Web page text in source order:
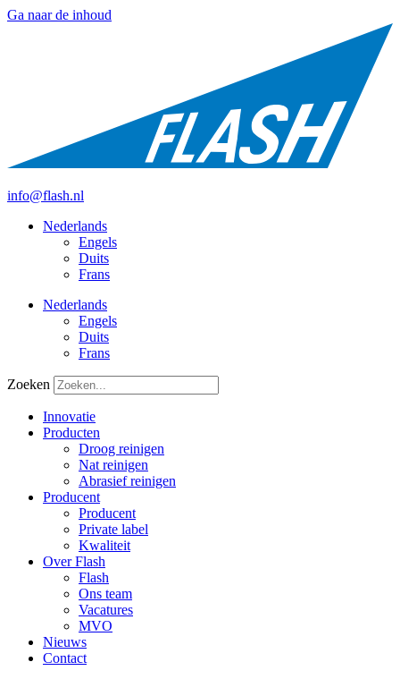
Ga naar de inhoud
info@flash.nl
Nederlands
Engels
Duits
Frans
Nederlands
Engels
Duits
Frans
Zoeken
Innovatie
Producten
Droog reinigen
Nat reinigen
Abrasief reinigen
Producent
Producent
Private label
Kwaliteit
Over Flash
Flash
Ons team
Vacatures
MVO
Nieuws
Contact